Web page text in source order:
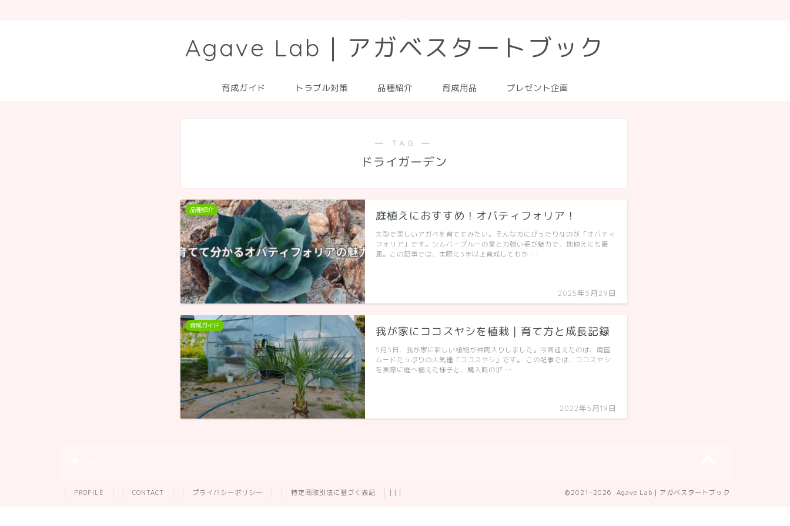
Agave Lab｜アガベスタートブック
育成ガイド トラブル対策 品種紹介 育成用品 プレゼント企画
― TAG ―
ドライガーデン
品種紹介 庭植えにおすすめ！オバティフォリア！
2025年5月29日
大型で美しいアガベを育ててみたい。そんな方にぴったりなのが「オバティ
フォリア」です。シルバーブルーの葉と力強い姿が魅力で、地植えにも最
適。この記事では、実際に3年以上育成してわか …
育成ガイド 我が家にココスヤシを植栽｜育て方と成長記録
2022年5月19日
5月5日、我が家に新しい植物が仲間入りしました。今回迎えたのは、南国
ムードたっぷりの人気種「ココスヤシ」です。 この記事では、ココスヤシ
を実際に庭へ植えた様子と、購入時のポ …
PROFILE |
CONTACT |
プライバシーポリシー |
特定商取引法に基づく表記 2021–2026 Agave Lab｜アガベスタートブック